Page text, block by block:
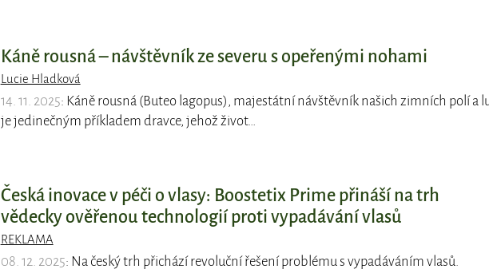
Káně rousná – návštěvník ze severu s opeřenými nohami
Lucie Hladková
14. 11. 2025: Káně rousná (Buteo lagopus), majestátní návštěvník našich zimních polí a
je jedinečným příkladem dravce, jehož život…
Česká inovace v péči o vlasy: Boostetix Prime přináší na trh
vědecky ověřenou technologií proti vypadávání vlasů
REKLAMA
08. 12. 2025: Na český trh přichází revoluční řešení problému s vypadáváním vlasů.